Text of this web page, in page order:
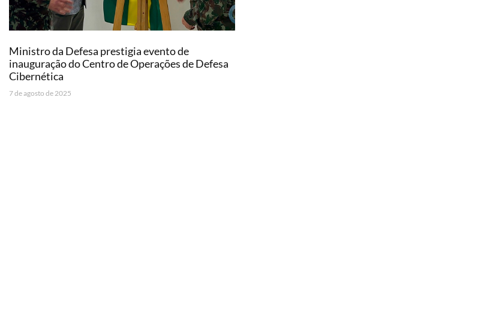
Ministro da Defesa prestigia evento de
inauguração do Centro de Operações de Defesa
Cibernética
7 de agosto de 2025